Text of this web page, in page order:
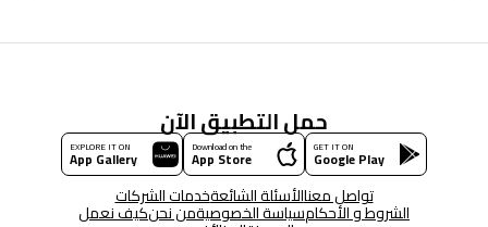
حمل التطبيق الآن
GET IT ON
Google Play
Download on the
App Store
EXPLORE IT ON
App Gallery
تواصل معناالأسئلة الشائعةخدمات الشركات
الشروط و الأحكامسياسة الخصوصيةمن نحنكيف نعمل